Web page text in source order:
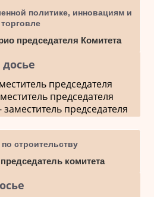
политике, инновациям и
торговле
председателя Комитета
председателя
председателя
заместитель председателя
строительству
комитета